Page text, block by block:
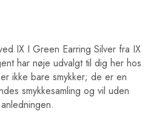
IX I Green Earring Silver fra IX
har nøje udvalgt til dig her hos
ikke bare smykker; de er en
smykkesamling og vil uden